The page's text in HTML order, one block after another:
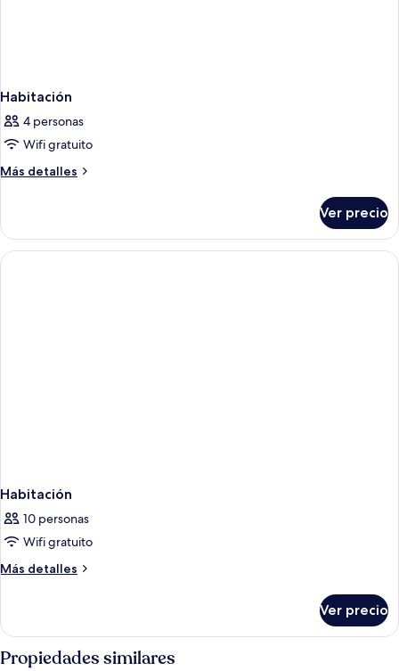
Habitación
4 personas
Wifi gratuito
Más detalles
Más
Ver precio
Habitación
10 personas
Wifi gratuito
Más detalles
Más
Ver precio
Propiedades similares